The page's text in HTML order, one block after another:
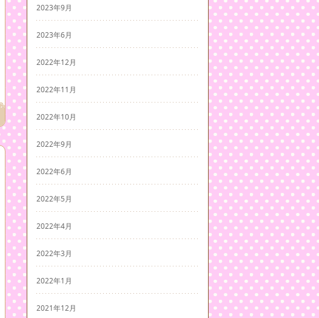
2023年9月
2023年6月
2022年12月
2022年11月
2022年10月
2022年9月
2022年6月
2022年5月
2022年4月
2022年3月
2022年1月
2021年12月